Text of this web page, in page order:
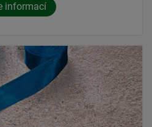
informací